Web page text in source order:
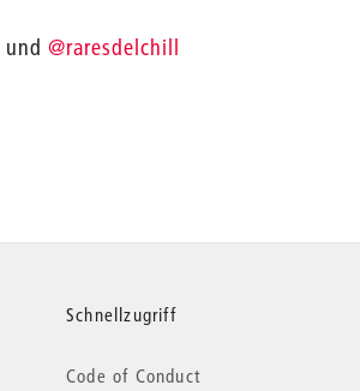
und@raresdelchill
Schnellzugriff
Code of Conduct